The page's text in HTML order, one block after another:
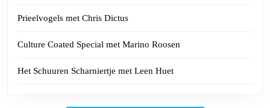
Prieelvogels met Chris Dictus
Culture Coated Special met Marino Roosen
Het Schuuren Scharniertje met Leen Huet